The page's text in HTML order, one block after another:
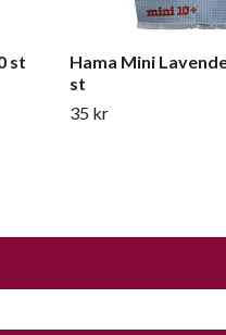
st
Hama Mini
st
35 kr